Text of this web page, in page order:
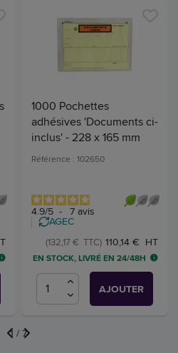
1000 Pochettes
adhésives 'Documents ci-
inclus' - 228 x 165 mm
Référence : 102650
4.9/5 - 7 avis
AGEC
110,14 € HT
(132,17 € TTC)
EN STOCK, LIVRÉ EN 24/48H
AJOUTER
1 / 7